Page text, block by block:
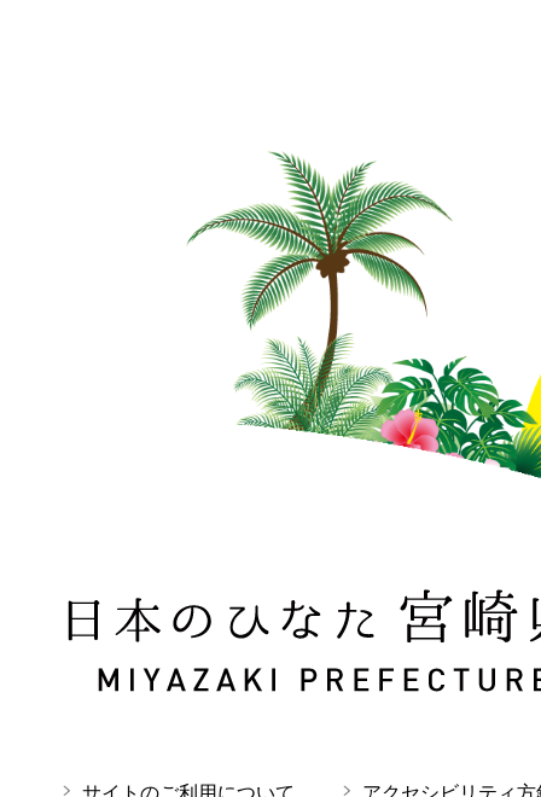
日本のひなた 宮崎県 MIYAZAKI PREFECTURE
サイトのご利用について アクセシビリティ方